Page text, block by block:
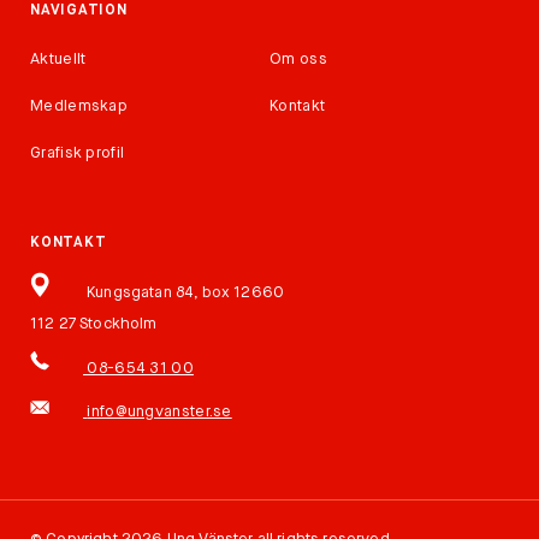
NAVIGATION
Aktuellt Om oss
Medlemskap Kontakt
Grafisk profil
KONTAKT
Kungsgatan 84, box 12660
112 27 Stockholm
08-654 31 00
info@ungvanster.se